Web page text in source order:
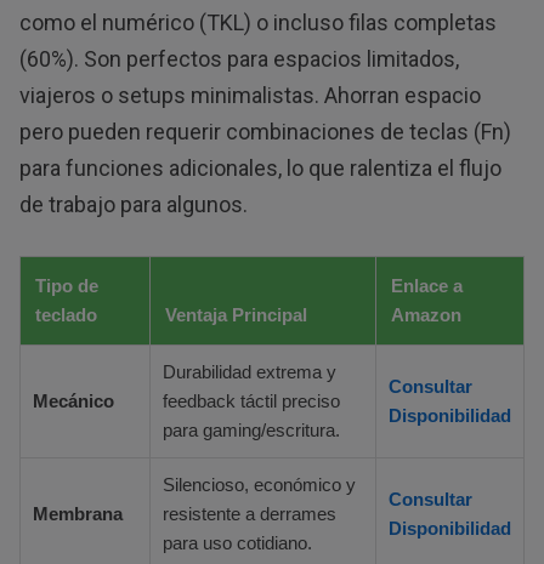
como el numérico (TKL) o incluso filas completas
(60%). Son perfectos para espacios limitados,
viajeros o setups minimalistas. Ahorran espacio
pero pueden requerir combinaciones de teclas (Fn)
para funciones adicionales, lo que ralentiza el flujo
de trabajo para algunos.
Tipo de
teclado
Ventaja Principal
Enlace a
Amazon
Mecánico
Durabilidad extrema y
feedback táctil preciso
para gaming/escritura.
Consultar
Disponibilidad
Membrana
Silencioso, económico y
resistente a derrames
para uso cotidiano.
Consultar
Disponibilidad